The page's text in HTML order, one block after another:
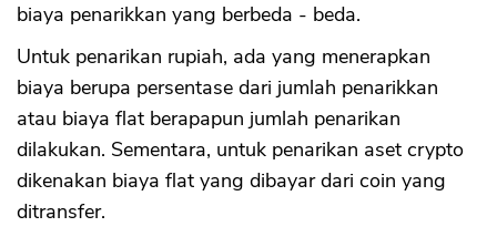
biaya penarikkan yang berbeda - beda.
Untuk penarikan rupiah, ada yang menerapkan
biaya berupa persentase dari jumlah penarikkan
atau biaya flat berapapun jumlah penarikan
dilakukan. Sementara, untuk penarikan aset crypto
dikenakan biaya flat yang dibayar dari coin yang
ditransfer.